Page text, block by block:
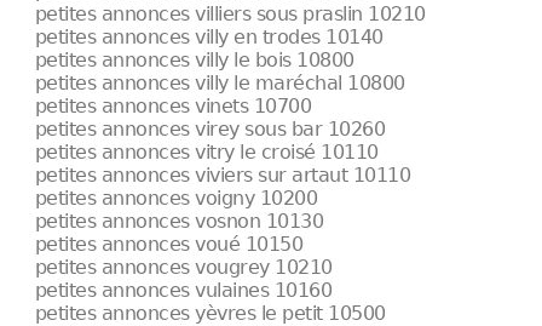
petites annonces villiers sous praslin 10210
petites annonces villy en trodes 10140
petites annonces villy le bois 10800
petites annonces villy le maréchal 10800
petites annonces vinets 10700
petites annonces virey sous bar 10260
petites annonces vitry le croisé 10110
petites annonces viviers sur artaut 10110
petites annonces voigny 10200
petites annonces vosnon 10130
petites annonces voué 10150
petites annonces vougrey 10210
petites annonces vulaines 10160
petites annonces yèvres le petit 10500